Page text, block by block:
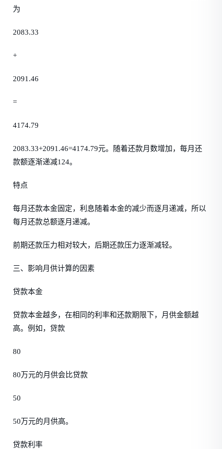
为
2083.33
+
2091.46
=
4174.79
2083.33+2091.46=4174.79元。随着还款月数增加，每月还
款额逐渐递减124。
特点
每月还款本金固定，利息随着本金的减少而逐月递减，所以
每月还款总额逐月递减。
前期还款压力相对较大，后期还款压力逐渐减轻。
三、影响月供计算的因素
贷款本金
贷款本金越多，在相同的利率和还款期限下，月供金额越
高。例如，贷款
80
80万元的月供会比贷款
50
50万元的月供高。
贷款利率